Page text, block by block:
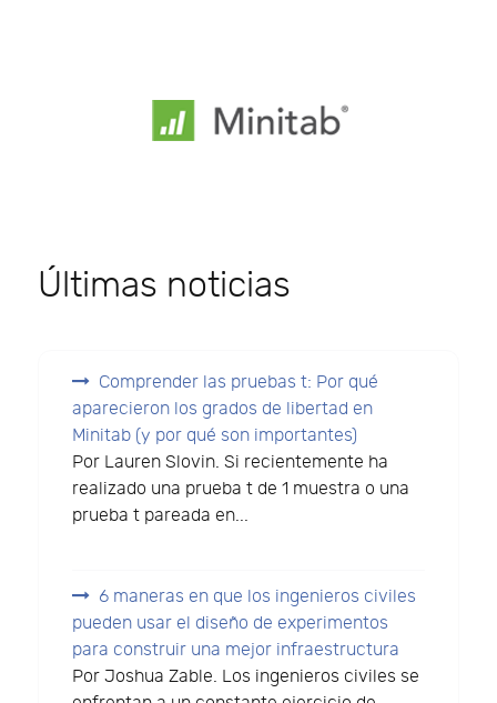
Últimas noticias
Comprender las pruebas t: Por qué
aparecieron los grados de libertad en
Minitab (y por qué son importantes)
Por Lauren Slovin. Si recientemente ha
realizado una prueba t de 1 muestra o una
prueba t pareada en...
6 maneras en que los ingenieros civiles
pueden usar el diseño de experimentos
para construir una mejor infraestructura
Por Joshua Zable. Los ingenieros civiles se